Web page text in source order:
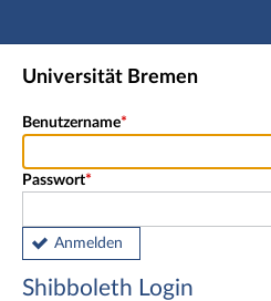
Shibboleth
Universität Bremen
Benutzername
Passwort
Anmelden
Shibboleth Login